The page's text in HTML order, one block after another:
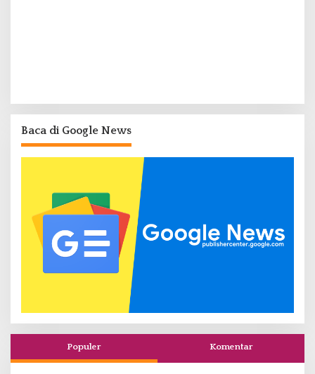
Baca di Google News
Populer Komentar